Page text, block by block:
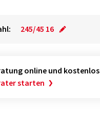
245/45 16
online und kostenlos
starten